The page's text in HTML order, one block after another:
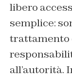
libero
semplice:
trattamento
all’autorità.